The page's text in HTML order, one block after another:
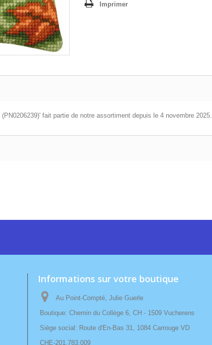
Imprimer
fait partie de notre assortiment depuis le 4 novembre 2025.
Informations sur votre boutique
Au Point-Compté, Julie Guerle
Boutique: Chemin du Collège 6, CH - 1509 Vucherens
Siège social: Route d'En-Bas 31, 1084 Carrouge VD
CHE-201.783.009